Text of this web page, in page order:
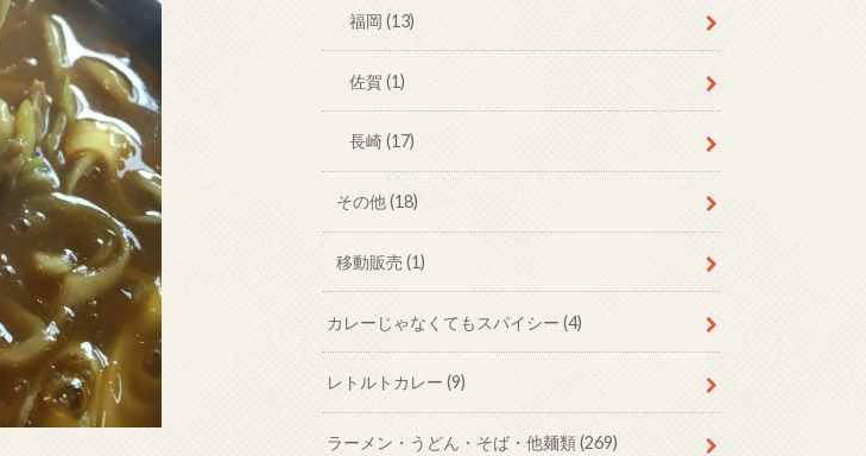
福岡(13)
佐賀(1)
長崎(17)
その他(18)
移動販売 (1)
カレーじゃなくてもスパイシー(4)
レトルトカレー(9)
ラーメン・うどん・そば・他麺類(269)